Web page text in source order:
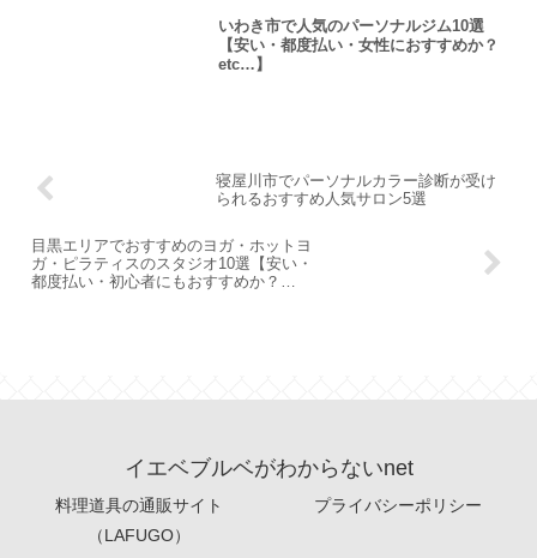
いわき市で人気のパーソナルジム10選
【安い・都度払い・女性におすすめか？
etc…】
寝屋川市でパーソナルカラー診断が受け
られるおすすめ人気サロン5選
目黒エリアでおすすめのヨガ・ホットヨ
ガ・ピラティスのスタジオ10選【安い・
都度払い・初心者にもおすすめか？
イエベブルベがわからないnet
料理道具の通販サイト
（LAFUGO）
プライバシーポリシー